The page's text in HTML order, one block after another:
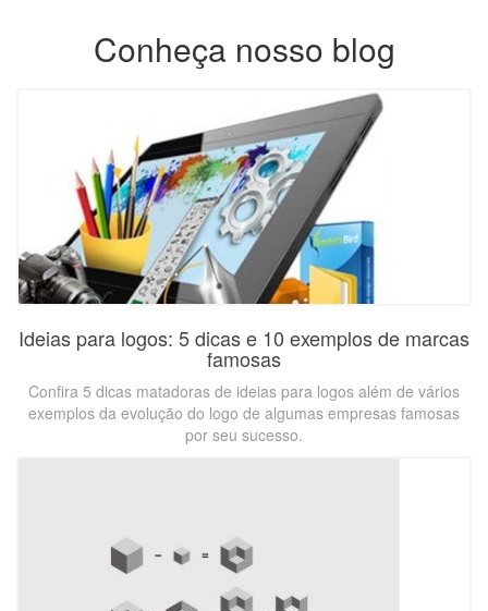
Conheça nosso blog
Ideias para logos: 5 dicas e 10 exemplos de marcas
famosas
Confira 5 dicas matadoras de ideias para logos além de vários
exemplos da evolução do logo de algumas empresas famosas
por seu sucesso.